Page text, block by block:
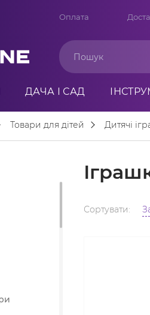
Оплата
ДАЧА І САД
Товари для дітей Дитячі
Сортувати: